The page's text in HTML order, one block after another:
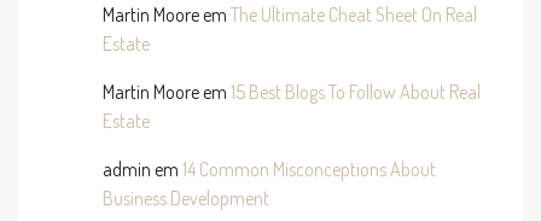
Martin Mooreem The Ultimate Cheat Sheet On Real
Estate
Martin Mooreem 15 Best Blogs To Follow About Real
Estate
admin em 14 Common Misconceptions About
Business Development